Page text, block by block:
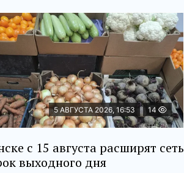
5 АВГУСТА 2026, 16:53 14
с 15 августа расширят сеть
выходного дня